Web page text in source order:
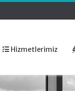
Hizmetlerimiz